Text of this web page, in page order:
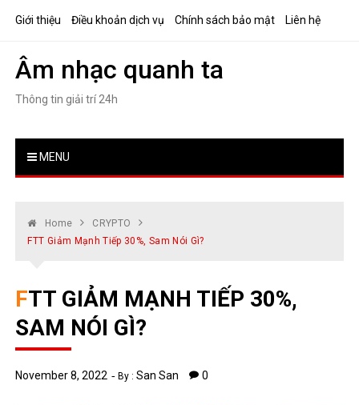
Giới thiệu Điều khoản dịch vụ Chính sách bảo mật Liên hệ
Âm nhạc quanh ta
Thông tin giải trí 24h
MENU
Home
CRYPTO
FTT Giảm Mạnh Tiếp 30%, Sam Nói Gì?
FTT GIẢM MẠNH TIẾP 30%,
SAM NÓI GÌ?
November 8, 2022 By :San San 0